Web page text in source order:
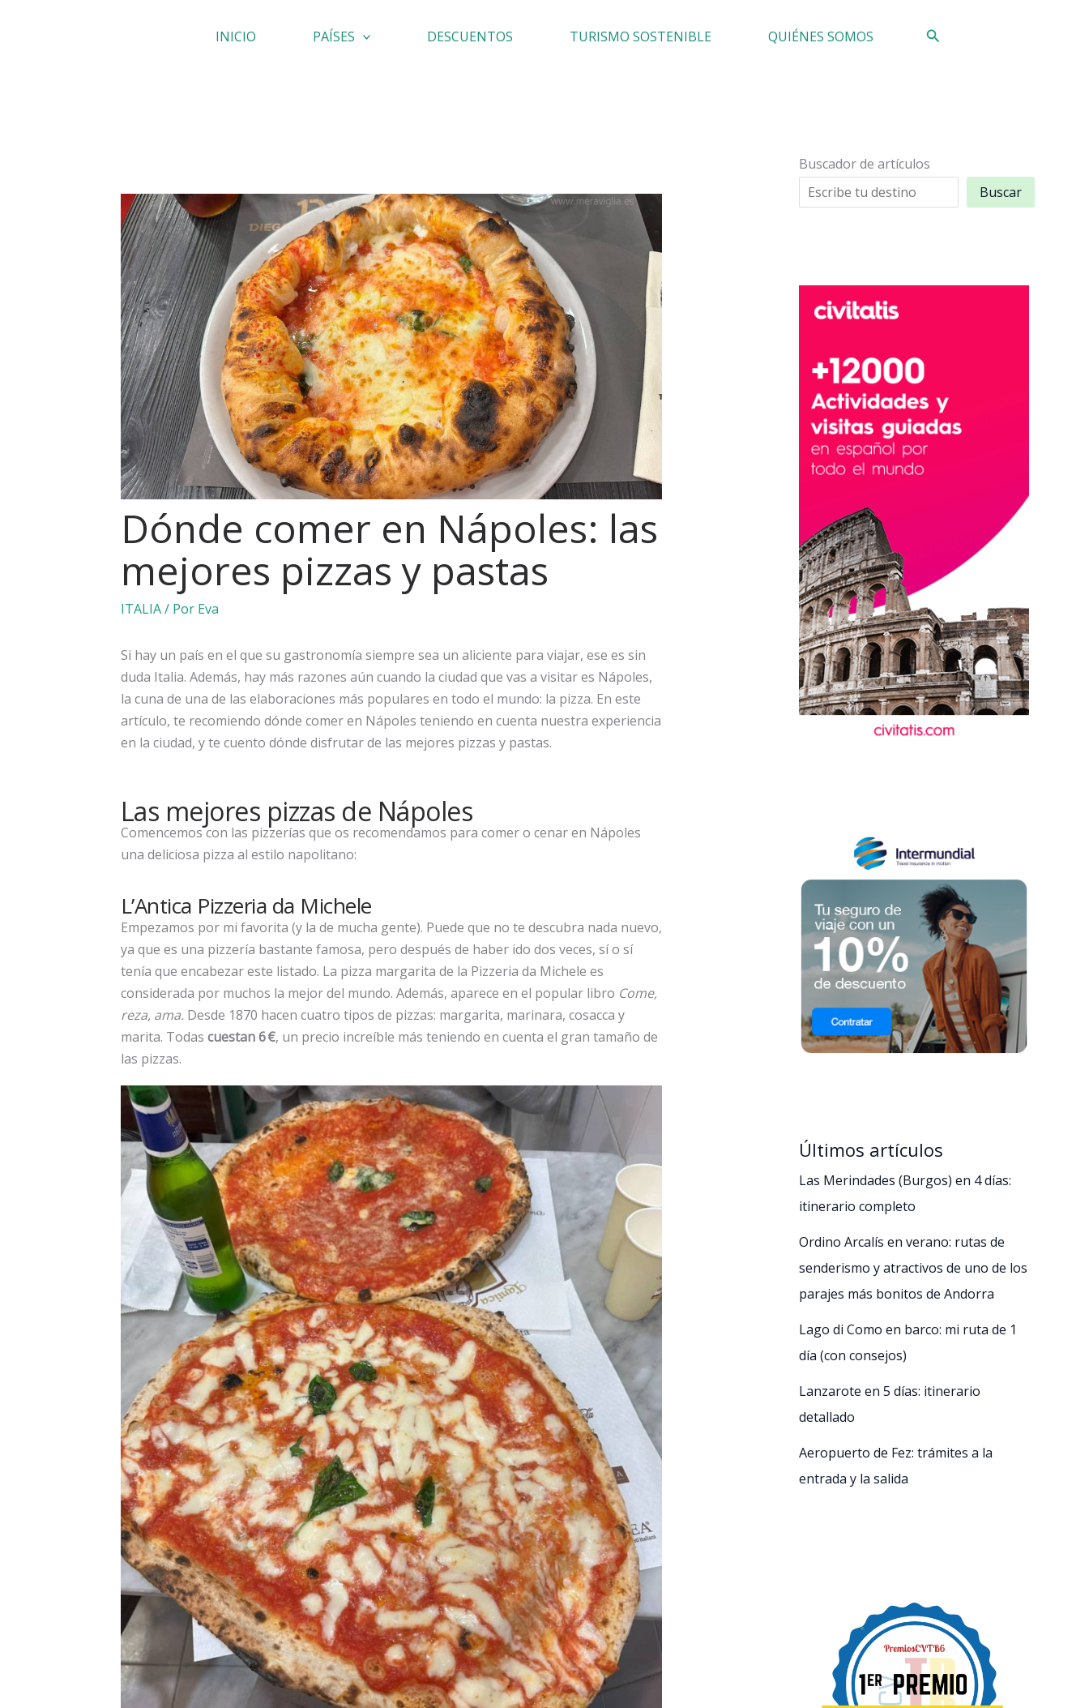
INICIO PAÍSES DESCUENTOS TURISMO SOSTENIBLE QUIÉNES SOMOS Buscar
Dónde comer en Nápoles: las
mejores pizzas y pastas
ITALIA/ Por Eva
Si hay un país en el que su gastronomía siempre sea un aliciente para viajar, ese es sin
duda Italia. Además, hay más razones aún cuando la ciudad que vas a visitar es Nápoles,
la cuna de una de las elaboraciones más populares en todo el mundo: la pizza. En este
artículo, te recomiendo dónde comer en Nápoles teniendo en cuenta nuestra experiencia
en la ciudad, y te cuento dónde disfrutar de las mejores pizzas y pastas.
Las mejores pizzas de Nápoles
Comencemos con las pizzerías que os recomendamos para comer o cenar en Nápoles
una deliciosa pizza al estilo napolitano:
L’Antica Pizzeria da Michele
Empezamos por mi favorita (y la de mucha gente). Puede que no te descubra nada nuevo,
ya que es una pizzería bastante famosa, pero después de haber ido dos veces, sí o sí
tenía que encabezar este listado. La pizza margarita de la Pizzeria da Michele es
considerada por muchos la mejor del mundo. Además, aparece en el popular libro Come,
reza, ama. Desde 1870 hacen cuatro tipos de pizzas: margarita, marinara, cosacca y
marita. Todas cuestan 6 €, un precio increíble más teniendo en cuenta el gran tamaño de
las pizzas.
Buscador de artículos
Buscar
Últimos artículos
Las Merindades (Burgos) en 4 días:
itinerario completo
Ordino Arcalís en verano: rutas de
senderismo y atractivos de uno de los
parajes más bonitos de Andorra
Lago di Como en barco: mi ruta de 1
día (con consejos)
Lanzarote en 5 días: itinerario
detallado
Aeropuerto de Fez: trámites a la
entrada y la salida